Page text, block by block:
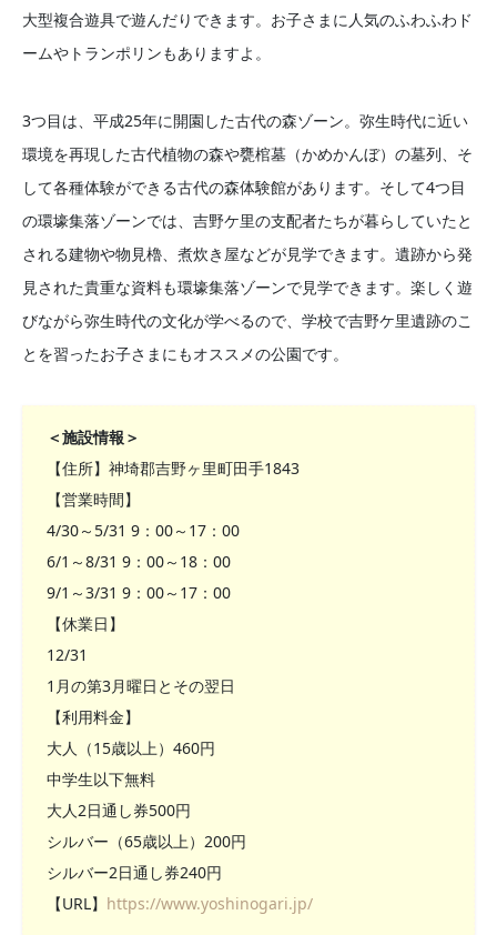
大型複合遊具で遊んだりできます。お子さまに人気のふわふわド
ームやトランポリンもありますよ。
3つ目は、平成25年に開園した古代の森ゾーン。弥生時代に近い
環境を再現した古代植物の森や甕棺墓（かめかんぼ）の墓列、そ
して各種体験ができる古代の森体験館があります。そして4つ目
の環壕集落ゾーンでは、吉野ケ里の支配者たちが暮らしていたと
される建物や物見櫓、煮炊き屋などが見学できます。遺跡から発
見された貴重な資料も環壕集落ゾーンで見学できます。楽しく遊
びながら弥生時代の文化が学べるので、学校で吉野ケ里遺跡のこ
とを習ったお子さまにもオススメの公園です。
＜施設情報＞
【住所】神埼郡吉野ヶ里町田手1843
【営業時間】
4/30～5/31 9：00～17：00
6/1～8/31 9：00～18：00
9/1～3/31 9：00～17：00
【休業日】
12/31
1月の第3月曜日とその翌日
【利用料金】
大人（15歳以上）460円
中学生以下無料
大人2日通し券500円
シルバー（65歳以上）200円
シルバー2日通し券240円
【URL】 https://www.yoshinogari.jp/